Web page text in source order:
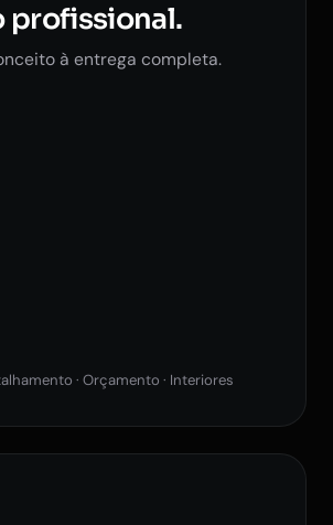
profissional.
à entrega completa.
· Orçamento · Interiores